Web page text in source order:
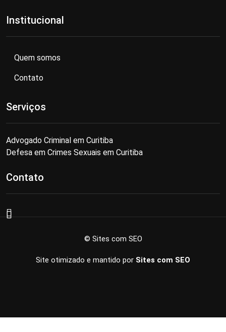
Institucional
Quem somos
Contato
Serviços
Advogado Criminal em Curitiba
Defesa em Crimes Sexuais em Curitiba
Contato
© Sites com SEO
Site otimizado e mantido por Sites com SEO